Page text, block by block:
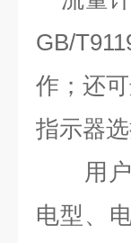
GB/
作；还
指示器
用
电型、